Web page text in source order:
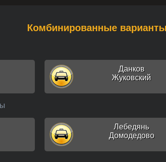
Комбинированные
Данков
Жуковский
Лебедянь
Домодедово